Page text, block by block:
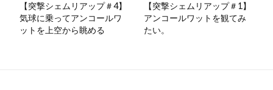
【突撃シェムリアップ＃4】
気球に乗ってアンコールワ
ットを上空から眺める
【突撃シェムリアップ＃1】
アンコールワットを観てみ
たい。